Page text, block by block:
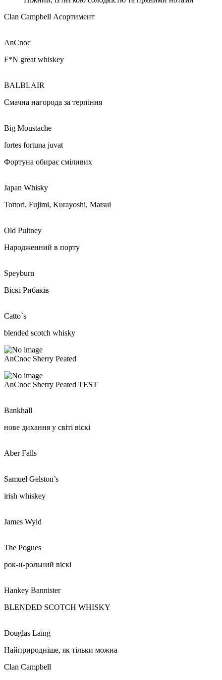
Clan Campbell Асортимент
AnCnoc
F*N great whiskey
BALBLAIR
Смачна нагорода за терпіння
Big Moustache
fortes fortuna juvat
Фортуна обирає сміливих
Japan Whisky
Tottori, Fujimi, Kurayoshi, Matsui
Old Pultney
Народженний в порту
Speyburn
Віскі Рибаків
Catto`s
blended scotch whisky
AnCnoc Sherry Peated
AnCnoc Sherry Peated TEST
Bankhall
нове дихання у світі віскі
Aber Falls
Samuel Gelston’s
irish whiskey
James Wyld
The Pogues
рок-н-рольний віскі
Hankey Bannister
BLENDED SCOTCH WHISKY
Douglas Laing
Найприродніше, як тільки можна
Clan Campbell